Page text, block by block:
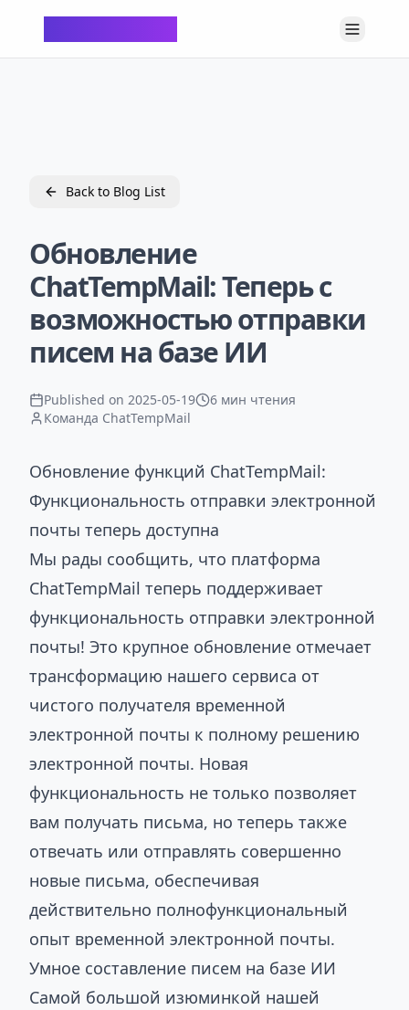
Back to Blog List
Обновление
ChatTempMail: Теперь с
возможностью отправки
писем на базе ИИ
Published on 2025-05-19
6 мин чтения
Команда ChatTempMail
Обновление функций ChatTempMail:
Функциональность отправки электронной
почты теперь доступна
Мы рады сообщить, что платформа
ChatTempMail теперь поддерживает
функциональность отправки электронной
почты! Это крупное обновление отмечает
трансформацию нашего сервиса от
чистого получателя временной
электронной почты к полному решению
электронной почты. Новая
функциональность не только позволяет
вам получать письма, но теперь также
отвечать или отправлять совершенно
новые письма, обеспечивая
действительно полнофункциональный
опыт временной электронной почты.
Умное составление писем на базе ИИ
Самой большой изюминкой нашей